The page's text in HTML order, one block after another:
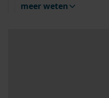
meer weten